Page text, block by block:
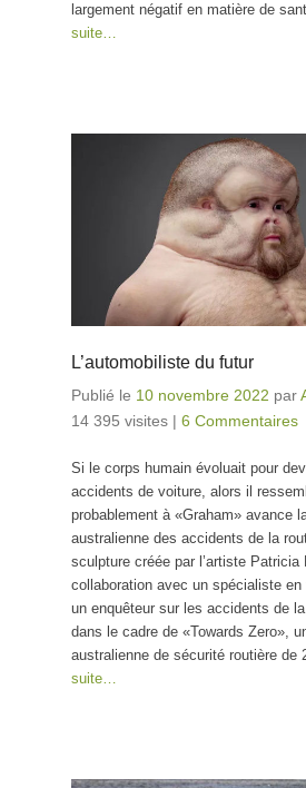
largement négatif en matière de
suite…
L’automobiliste du futur
Publié le 10 novembre 2022 par
14 395 visites | 6 Commentaires
Si le corps humain évoluait pour
accidents de voiture, alors il
probablement à «Graham» avance
australienne des accidents de la
sculpture créée par l’artiste Patricia
collaboration avec un spécialiste en
un enquêteur sur les accidents de
dans le cadre de «Towards Zero»,
australienne de sécurité routière de
suite…